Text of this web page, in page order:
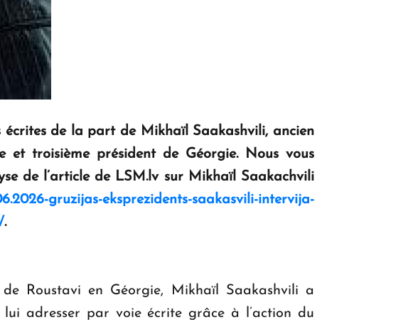
écrites de la part de Mikhaïl Saakashvili, ancien
et troisième président de Géorgie. Nous vous
de l’article de LSM.lv sur Mikhaïl Saakachvili
gruzijas-eksprezidents-saakasvili-intervija-
.
Roustavi en Géorgie, Mikhaïl Saakashvili a
adresser par voie écrite grâce à l’action du